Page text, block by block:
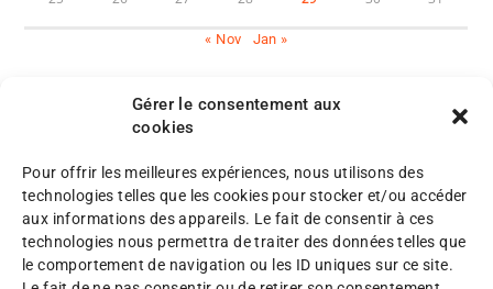
Gérer le consentement aux
cookies
Pour offrir les meilleures expériences, nous utilisons des
technologies telles que les cookies pour stocker et/ou accéder
aux informations des appareils. Le fait de consentir à ces
technologies nous permettra de traiter des données telles que
le comportement de navigation ou les ID uniques sur ce site.
« Nov Jan »
©
A
M
e
n
t
i
P
l